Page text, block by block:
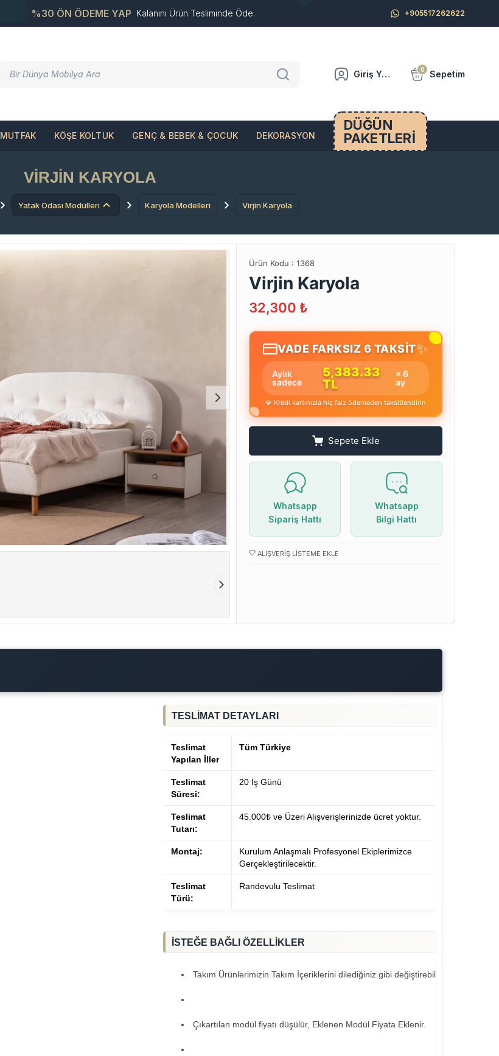
%30 ÖN ÖDEME YAP Kalanını Ürün Tesliminde Öde. +905517262622
Giriş Yap 0 Sepetim
MUTFAK KÖŞE KOLTUK GENÇ & BEBEK & ÇOCUK DEKORASYON
DÜĞÜN
PAKETLERİ
VIRJIN KARYOLA
Yatak Odası Modülleri Karyola Modelleri Virjin Karyola
Ürün Kodu : 1368
Virjin Karyola
32,300 ₺
VADE FARKSIZ 6 TAKSİT✨
Aylık
sadece
5,383.33
TL
× 6
ay
💎 Kredi kartınızla hiç faiz ödemeden taksitlendirin
Sepete Ekle
Whatsapp
Sipariş Hattı
Whatsapp
Bilgi Hattı
ALIŞVERIŞ LISTEME EKLE
TESLİMAT DETAYLARI
Teslimat
Yapılan İller
Tüm Türkiye
Teslimat
Süresi:
20 İş Günü
Teslimat
Tutarı:
45.000₺ ve Üzeri Alışverişlerinizde ücret yoktur.
Montaj:
Kurulum Anlaşmalı Profesyonel Ekiplerimizce
Gerçekleştirilecektir.
Teslimat
Türü:
Randevulu Teslimat
İSTEĞE BAĞLI ÖZELLİKLER
Takım Ürünlerimizin Takım İçeriklerini dilediğiniz gibi değiştirebilirsiniz..
Çıkartılan modül fiyatı düşülür, Eklenen Modül Fiyata Eklenir.